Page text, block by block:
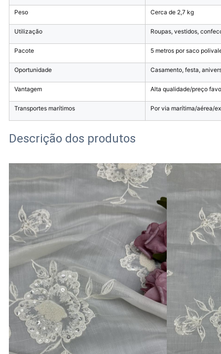
Peso Cerca de 2,7 kg
Utilização Roupas, vestidos,
Pacote 5 metros por saco
Oportunidade Casamento, festa,
Vantagem Alta qualidade/preço
Transportes marítimos Por via marítima/aérea/
Descrição dos produtos